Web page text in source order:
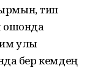
тип
ошонда
улы
бер кемдең